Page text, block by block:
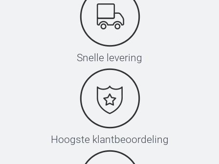
Snelle levering
Hoogste klantbeoordeling